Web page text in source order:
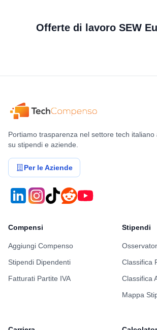
Offerte di lavoro SEW
Portiamo trasparenza nel settore tech
su stipendi e aziende.
Per le Aziende
Compensi
Aggiungi Compenso
Stipendi Dipendenti
Fatturati Partite IVA
Stipendi
Classifica
Classifica
Mappa